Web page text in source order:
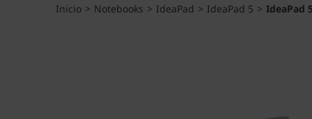
Inicio > Notebooks > IdeaPad > IdeaPad 5 > IdeaPad